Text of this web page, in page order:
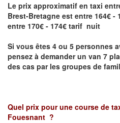
Le prix approximatif en taxi
Brest-Bretagne est entre 164€ -
entre 170€ - 174€ tarif nuit
Si vous êtes 4 ou 5 personnes
pensez à demander un van 7
des cas par les groupes de
Quel prix pour une course de
Fouesnant ?